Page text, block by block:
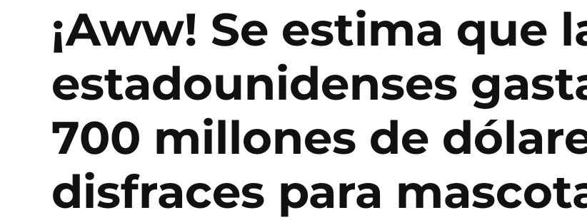
¡Aww! Se estima que
estadounidenses
700 millones de
disfraces para